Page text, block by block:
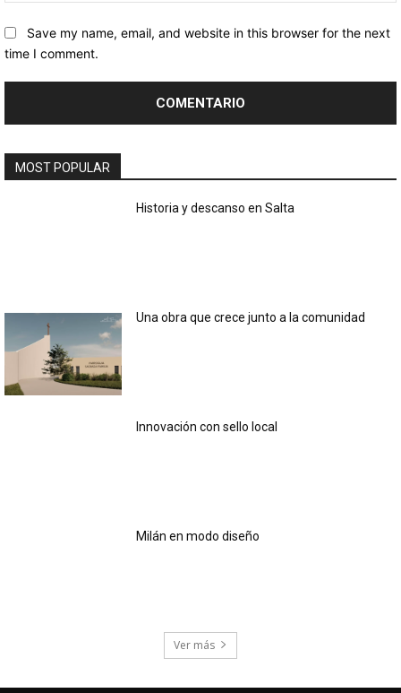
Save my name, email, and website in this browser for the next
time I comment.
MOST POPULAR
Historia y descanso en Salta
Una obra que crece junto a la comunidad
Innovación con sello local
Milán en modo diseño
Ver más